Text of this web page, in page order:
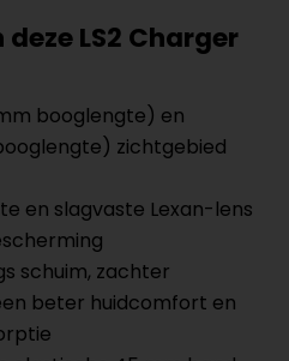
LS2 Charger
booglengte) en
zichtgebied
en slagvaste Lexan-lens
schuim, zachter
beter huidcomfort en